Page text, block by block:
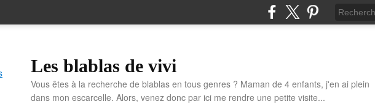
Les blablas de vivi
Vous êtes à la recherche de blablas en tous genres ? Maman de 4 enfants, j'en ai plein
dans mon escarcelle. Alors, venez donc par ici me rendre une petite visite...